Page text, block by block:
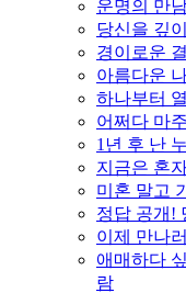
운명의 만
당신을 깊
경이로운
아름다운
하나부터
어쩌다 마
1년 후 난
지금은 혼
미혼 말고
정답 공개!
이제 만나
애매하다
람